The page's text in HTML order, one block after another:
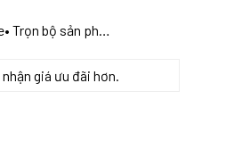
Trọn bộ sản ph…
giá ưu đãi hơn.